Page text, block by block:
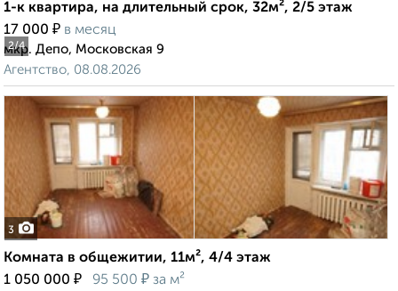
2/4
1-к квартира, на длительный срок, 32м², 2/5 этаж
17 000 ₽ в месяц
мкр. Депо, Московская 9
Агентство, 08.08.2026
3
Комната в общежитии, 11м², 4/4 этаж
1 050 000 ₽ 95 500 ₽ за м²